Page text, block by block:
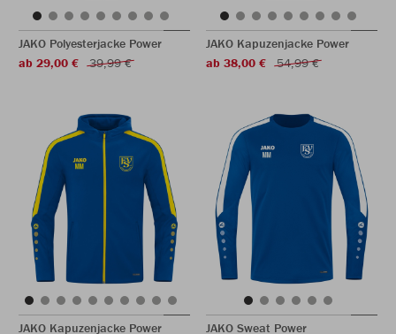
JAKO Polyesterjacke Power
ab 29,00 €
39,99 €
JAKO Kapuzenjacke Power
ab 38,00 €
54,99 €
JAKO Kapuzenjacke Power JAKO Sweat Power